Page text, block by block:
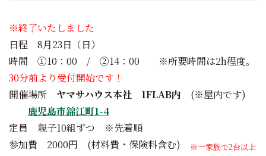
※終了いたしました
日程 8月23日（日）
時間 ①10：00 / ②14：00 ※所要時間は2h程度。
30分前より受付開始です！
開催場所 ヤマサハウス本社 1FLAB内 (※屋内です)
鹿児島市錦江町1-4
定員 親子10組ずつ ※先着順
参加費 2000円 (材料費・保険料含む)
※一家族で2台以上